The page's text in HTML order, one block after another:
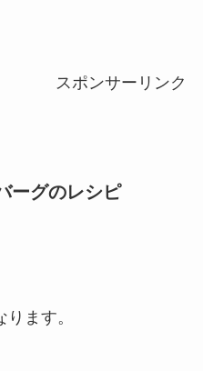
スポンサーリンク
ーグのレシピ
ます。